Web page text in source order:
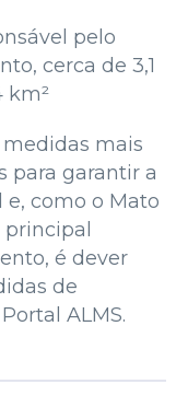
pelo
cerca de 3,1
km²
mais
para garantir a
como o Mato
principal
é dever
de
ALMS.